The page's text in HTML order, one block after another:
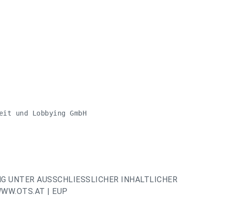
und Lobbying GmbH
UNTER AUSSCHLIESSLICHER INHALTLICHER
| EUP